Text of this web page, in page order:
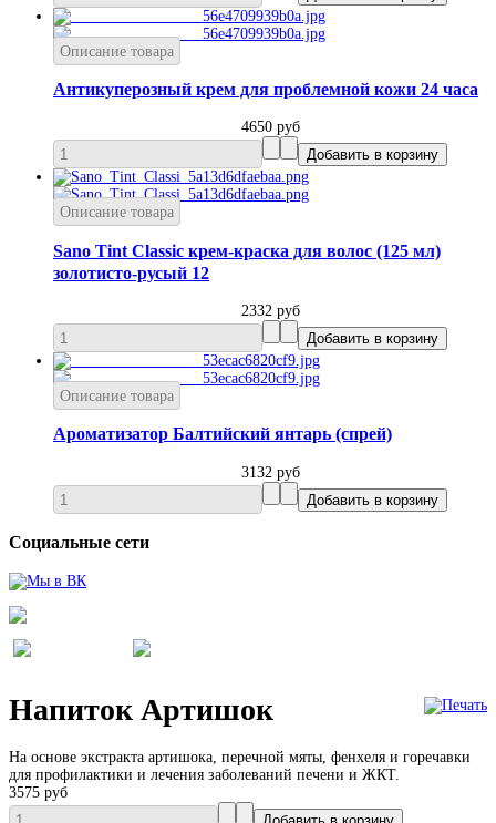
Описание товара
Антикуперозный крем для проблемной кожи 24 часа
4650 руб
Описание товара
Sano Tint Classic крем-краска для волос (125 мл)
золотисто-русый 12
2332 руб
Описание товара
Ароматизатор Балтийский янтарь (спрей)
3132 руб
Социальные сети
Напиток Артишок
На основе экстракта артишока, перечной мяты, фенхеля и горечавки
для профилактики и лечения заболеваний печени и ЖКТ.
3575 руб